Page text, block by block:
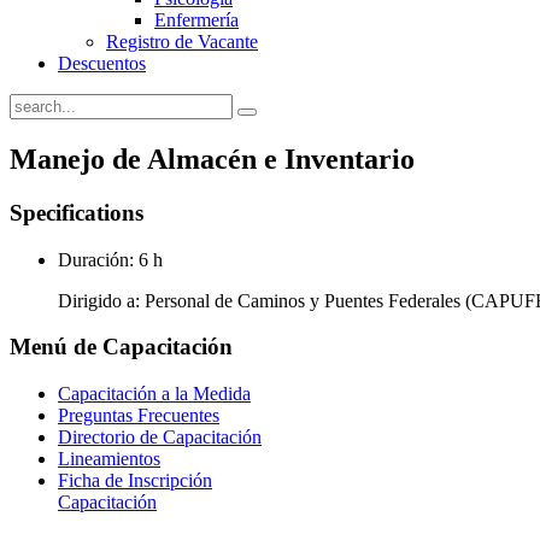
Enfermería
Registro de Vacante
Descuentos
Manejo de Almacén e Inventario
Specifications
Duración: 6 h
Dirigido a: Personal de Caminos y Puentes Federales
Menú de Capacitación
Capacitación a la Medida
Preguntas Frecuentes
Directorio de Capacitación
Lineamientos
Ficha de Inscripción
Capacitación